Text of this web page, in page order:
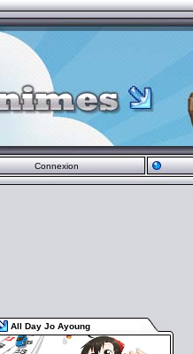
Connexion
All Day Jo Ayoung